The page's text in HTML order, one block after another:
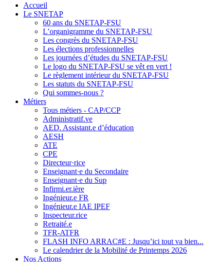
Accueil
Le SNETAP
60 ans du SNETAP-FSU
L’organigramme du SNETAP-FSU
Les congrès du SNETAP-FSU
Les élections professionnelles
Les journées d’études du SNETAP-FSU
Le logo du SNETAP-FSU se vêt en vert !
Le règlement intérieur du SNETAP-FSU
Les statuts du SNETAP-FSU
Qui sommes-nous ?
Métiers
Tous métiers - CAP/CCP
Administratif.ve
AED. Assistant.e d’éducation
AESH
ATE
CPE
Directeur·rice
Enseignant·e du Secondaire
Enseignant·e du Sup
Infirmi.er.ière
Ingénieur.e FR
Ingénieur.e IAE IPEF
Inspecteur.rice
Retraité.e
TFR-ATFR
FLASH INFO ARRAC#E : Jusqu’ici tout va bien...
Le calendrier de la Mobilité de Printemps 2026
Nos Actions